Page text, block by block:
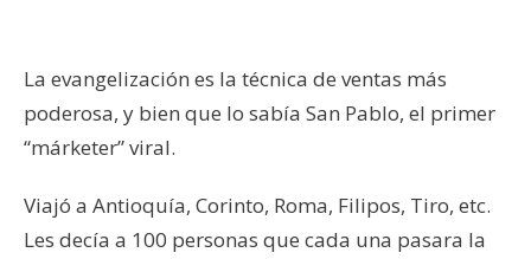
La evangelización es la técnica de ventas más
poderosa, y bien que lo sabía San Pablo, el primer
“márketer” viral.
Viajó a Antioquía, Corinto, Roma, Filipos, Tiro, etc.
Les decía a 100 personas que cada una pasara la